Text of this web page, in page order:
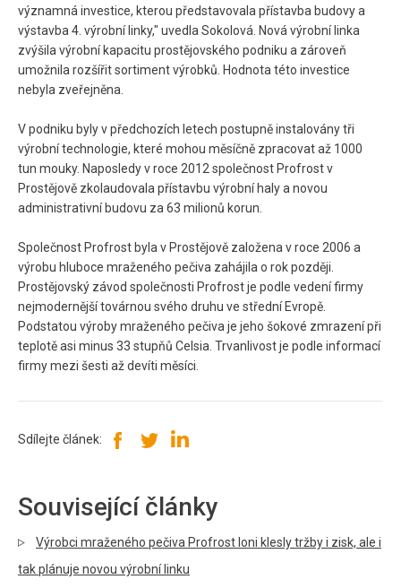
významná investice, kterou představovala přístavba budovy a
výstavba 4. výrobní linky," uvedla Sokolová. Nová výrobní linka
zvýšila výrobní kapacitu prostějovského podniku a zároveň
umožnila rozšířit sortiment výrobků. Hodnota této investice
nebyla zveřejněna.
V podniku byly v předchozích letech postupně instalovány tři
výrobní technologie, které mohou měsíčně zpracovat až 1000
tun mouky. Naposledy v roce 2012 společnost Profrost v
Prostějově zkolaudovala přístavbu výrobní haly a novou
administrativní budovu za 63 milionů korun.
Společnost Profrost byla v Prostějově založena v roce 2006 a
výrobu hluboce mraženého pečiva zahájila o rok později.
Prostějovský závod společnosti Profrost je podle vedení firmy
nejmodernější továrnou svého druhu ve střední Evropě.
Podstatou výroby mraženého pečiva je jeho šokové zmrazení při
teplotě asi minus 33 stupňů Celsia. Trvanlivost je podle informací
firmy mezi šesti až devíti měsíci.
Sdílejte článek:
Související články
Výrobci mraženého pečiva Profrost loni klesly tržby i zisk, ale i
tak plánuje novou výrobní linku